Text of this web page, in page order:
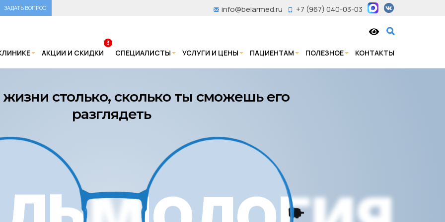
ЗАДАТЬ ВОПРОС +7 (967) 040-03-03
info@belarmed.ru
АКЦИИ И СКИДКИ
3
СПЕЦИАЛИСТЫ УСЛУГИ И ЦЕНЫ ПАЦИЕНТАМ ПОЛЕЗНОЕ КОНТАКТЫ
жизни столько, сколько ты сможешь его
разглядеть